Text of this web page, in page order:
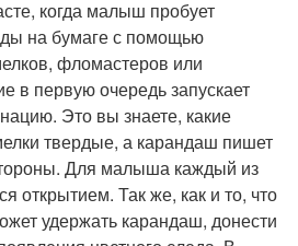
когда малыш пробует
на бумаге с помощью
фломастеров или
в первую очередь запускает
Это вы знаете, какие
твердые, а карандаш пишет
Для малыша каждый из
открытием. Так же, как и то, что
удержать карандаш, донести